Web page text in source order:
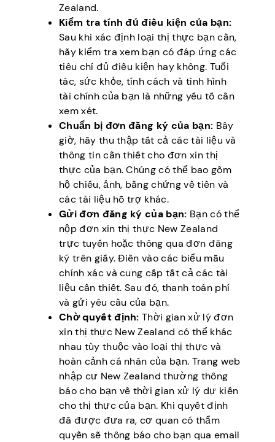
Zealand.
Kiểm tra tính đủ điều kiện của bạn:
Sau khi xác định loại thị thực bạn cần,
hãy kiểm tra xem bạn có đáp ứng các
tiêu chí đủ điều kiện hay không. Tuổi
tác, sức khỏe, tính cách và tình hình
tài chính của bạn là những yếu tố cần
xem xét.
Chuẩn bị đơn đăng ký của bạn: Bây
giờ, hãy thu thập tất cả các tài liệu và
thông tin cần thiết cho đơn xin thị
thực của bạn. Chúng có thể bao gồm
hộ chiếu, ảnh, bằng chứng về tiền và
các tài liệu hỗ trợ khác.
Gửi đơn đăng ký của bạn: Bạn có thể
nộp đơn xin thị thực New Zealand
trực tuyến hoặc thông qua đơn đăng
ký trên giấy. Điền vào các biểu mẫu
chính xác và cung cấp tất cả các tài
liệu cần thiết. Sau đó, thanh toán phí
và gửi yêu cầu của bạn.
Chờ quyết định:Thời gian xử lý đơn
xin thị thực New Zealand có thể khác
nhau tùy thuộc vào loại thị thực và
hoàn cảnh cá nhân của bạn. Trang web
nhập cư New Zealand thường thông
báo cho bạn về thời gian xử lý dự kiến
cho thị thực của bạn. Khi quyết định
đã được đưa ra, cơ quan có thẩm
quyền sẽ thông báo cho bạn qua email